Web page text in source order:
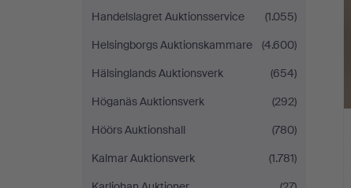
Handelslagret Auktionsservice
(1.055)
Helsingborgs Auktionskammare
(4.600)
Hälsinglands Auktionsverk
(654)
Höganäs Auktionsverk
(292)
Höörs Auktionshall
(780)
Kalmar Auktionsverk
(1.781)